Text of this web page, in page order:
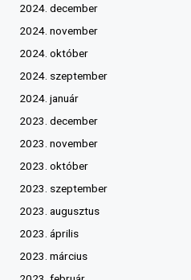
2024. december
2024. november
2024. október
2024. szeptember
2024. január
2023. december
2023. november
2023. október
2023. szeptember
2023. augusztus
2023. április
2023. március